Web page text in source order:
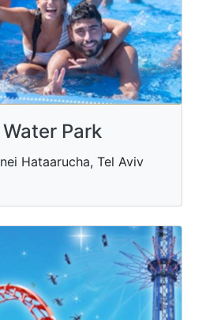
Park
Hataarucha, Tel Aviv